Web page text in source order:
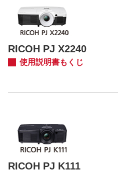
RICOH PJ X2240
使用説明書もくじ
RICOH PJ K111